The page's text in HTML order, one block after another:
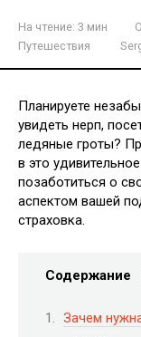
На чтение: 3 мин
Путешествия
Планируете
увидеть нерп,
ледяные гроты?
в это
позаботиться о
аспектом вашей
страховка.
Содержание
Зачем